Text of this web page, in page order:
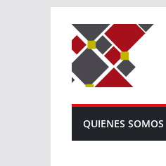
contenido
QUIENES SOMOS